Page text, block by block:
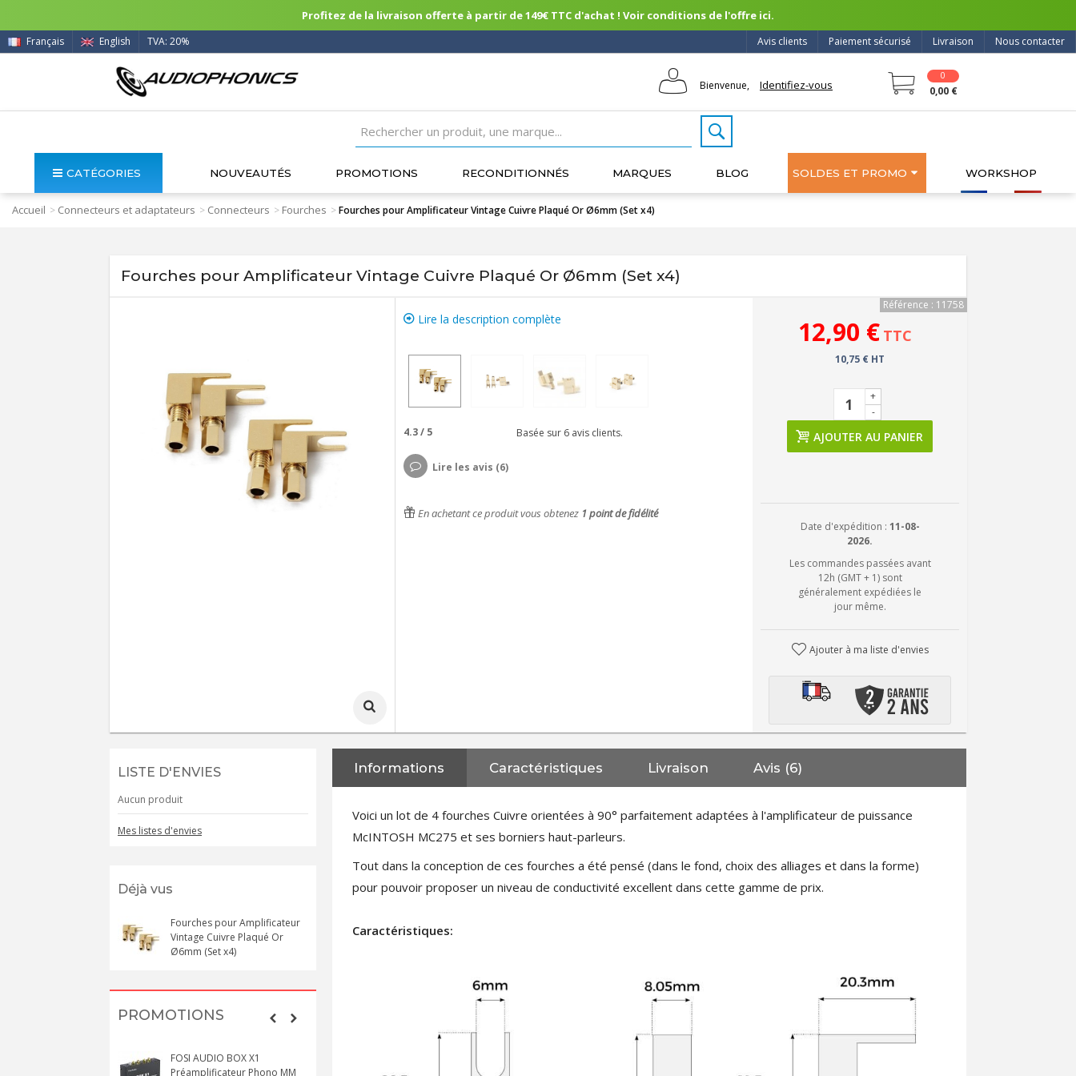
Profitez de la livraison offerte à partir de 149€ TTC d'achat ! Voir conditions de l'offre ici.
Nous contacter
Livraison
Paiement sécurisé
Avis clients
Français English TVA: 20%
Bienvenue, Identifiez-vous
0
0,00 €
CATÉGORIES NOUVEAUTÉS PROMOTIONS RECONDITIONNÉS MARQUES BLOG SOLDES ET PROMO WORKSHOP
Accueil > Connecteurs et adaptateurs > Connecteurs > Fourches >Fourches pour Amplificateur Vintage Cuivre Plaqué Or Ø6mm (Set x4)
Fourches pour Amplificateur Vintage Cuivre Plaqué Or Ø6mm (Set x4)
Lire la description complète
4.3/ 5 Basée sur 6avis clients.
Lire les avis (6)
En achetant ce produit vous obtenez 1 point de fidélité
Référence : 11758
12,90 € TTC
10,75 € HT
-
+
AJOUTER AU PANIER
Date d'expédition : 11-08-
2026.
Les commandes passées avant
12h (GMT + 1) sont
généralement expédiées le
jour même.
Ajouter à ma liste d'envies
LISTE D'ENVIES
Aucun produit
Mes listes d'envies
Déjà vus
Fourches pour Amplificateur
Vintage Cuivre Plaqué Or
Ø6mm (Set x4)
PROMOTIONS
FOSI AUDIO BOX X1
Préamplificateur Phono MM
XLR Femelle 3 Pôles...
Informations Caractéristiques Livraison Avis (6)
Voici un lot de 4 fourches Cuivre orientées à 90° parfaitement adaptées à l'amplificateur de puissance
McINTOSH MC275 et ses borniers haut-parleurs.
Tout dans la conception de ces fourches a été pensé (dans le fond, choix des alliages et dans la forme)
pour pouvoir proposer un niveau de conductivité excellent dans cette gamme de prix.
Caractéristiques: